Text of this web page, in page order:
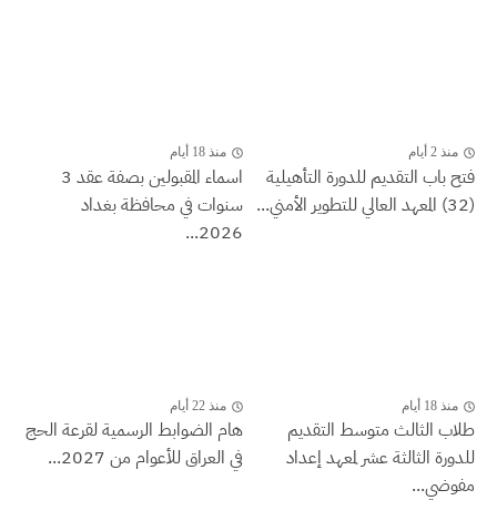
منذ 2 أيام
فتح باب التقديم للدورة التأهيلية
(32) المعهد العالي للتطوير الأمني...
منذ 18 أيام
اسماء المقبولين بصفة عقد 3
سنوات في محافظة بغداد
2026...
منذ 18 أيام
طلاب الثالث متوسط التقديم
للدورة الثالثة عشر لمعهد إعداد
مفوضي...
منذ 22 أيام
هام الضوابط الرسمية لقرعة الحج
في العراق للأعوام من 2027...